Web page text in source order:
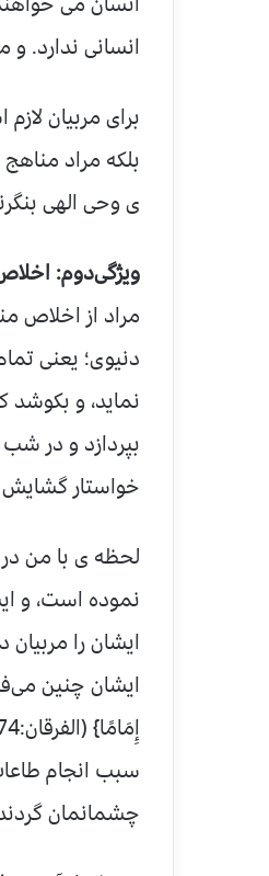
انسانی ندارد.
برای مربیان
بلکه مراد
ی وحی الهی
ویژگی‌دوم:
مراد از اخلاص
دنیوی؛ یعنی
نماید، و
بپردازد و در شب
خواستار گشایش
لحظه ی با من در
نموده است، و
ایشان را
ایشان چنین
سبب انجام
چشمانمان